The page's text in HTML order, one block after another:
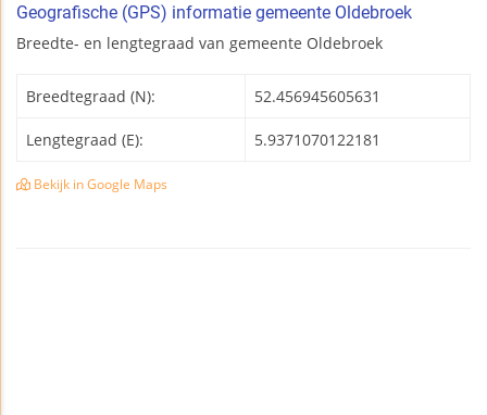
Geografische (GPS) informatie gemeente Oldebroek
Breedte- en lengtegraad van gemeente Oldebroek
Breedtegraad (N): 52.456945605631
Lengtegraad (E): 5.9371070122181
Bekijk in Google Maps